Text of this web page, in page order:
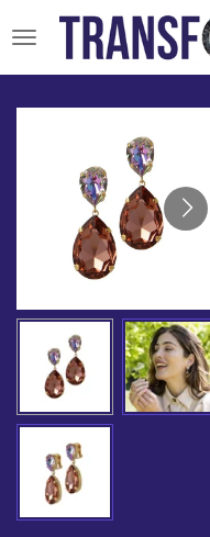
direct